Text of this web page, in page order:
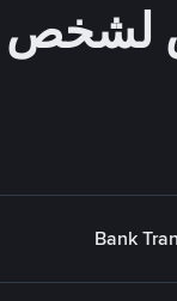
لشخص
Bank